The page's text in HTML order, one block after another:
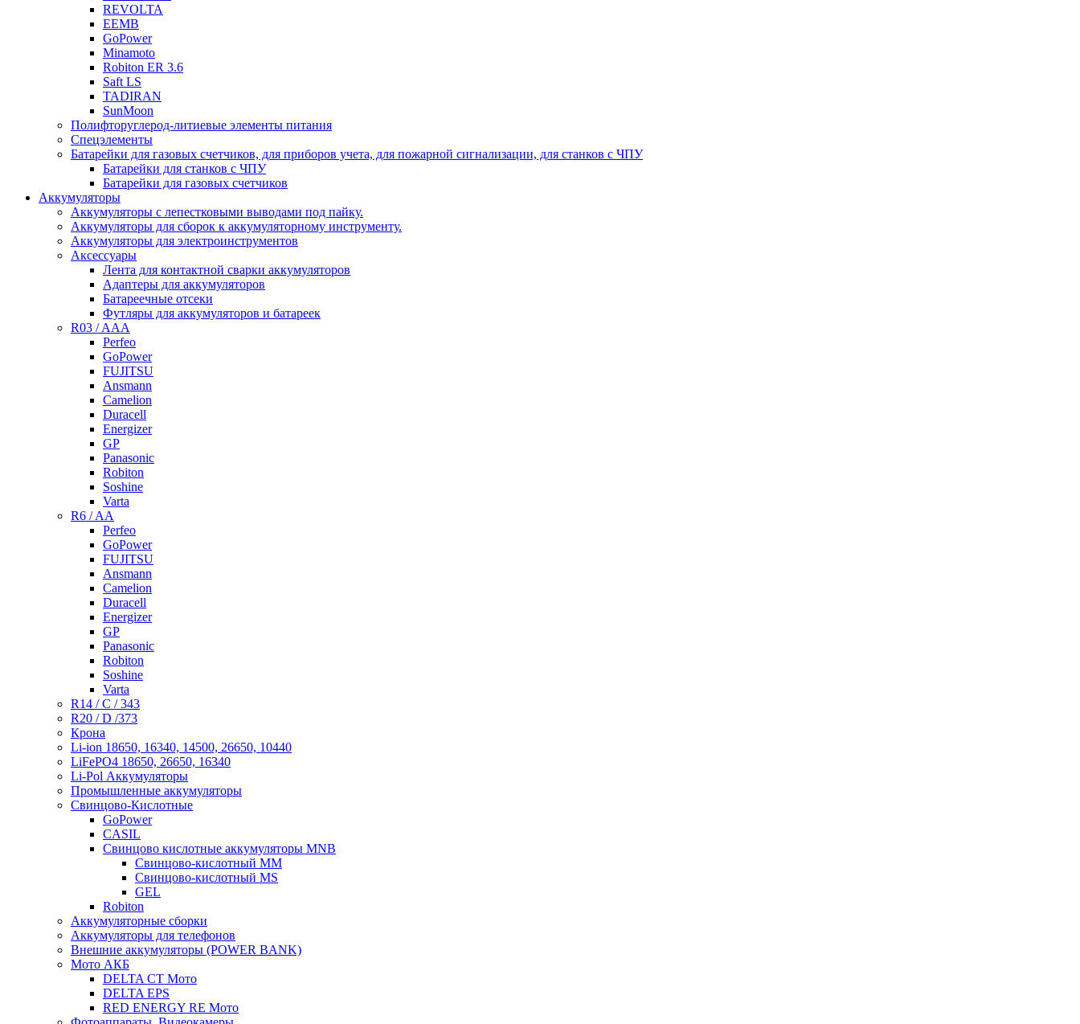
REVOLTA
EEMB
GoPower
Minamoto
Robiton ER 3.6
Saft LS
TADIRAN
SunMoon
Полифторуглерод-литиевые элементы питания
Спецэлементы
Батарейки для газовых счетчиков, для приборов учета, для пожарной сигнализации, для станков с ЧПУ
Батарейки для станков с ЧПУ
Батарейки для газовых счетчиков
Аккумуляторы
Аккумуляторы с лепестковыми выводами под пайку.
Аккумуляторы для сборок к аккумуляторному инструменту.
Аккумуляторы для электроинструментов
Аксессуары
Лента для контактной сварки аккумуляторов
Адаптеры для аккумуляторов
Батареечные отсеки
Футляры для аккумуляторов и батареек
R03 / AAA
Perfeo
GoPower
FUJITSU
Ansmann
Camelion
Duracell
Energizer
GP
Panasonic
Robiton
Soshine
Varta
R6 / AA
Perfeo
GoPower
FUJITSU
Ansmann
Camelion
Duracell
Energizer
GP
Panasonic
Robiton
Soshine
Varta
R14 / C / 343
R20 / D /373
Крона
Li-ion 18650, 16340, 14500, 26650, 10440
LiFePO4 18650, 26650, 16340
Li-Pol Аккумуляторы
Промышленные аккумуляторы
Свинцово-Кислотные
GoPower
CASIL
Свинцово кислотные аккумуляторы MNB
Cвинцово-кислотный MM
Cвинцово-кислотный MS
GEL
Robiton
Аккумуляторные сборки
Аккумуляторы для телефонов
Внешние аккумуляторы (POWER BANK)
Мото АКБ
DELTA CT Мото
DELTA EPS
RED ENERGY RE Мото